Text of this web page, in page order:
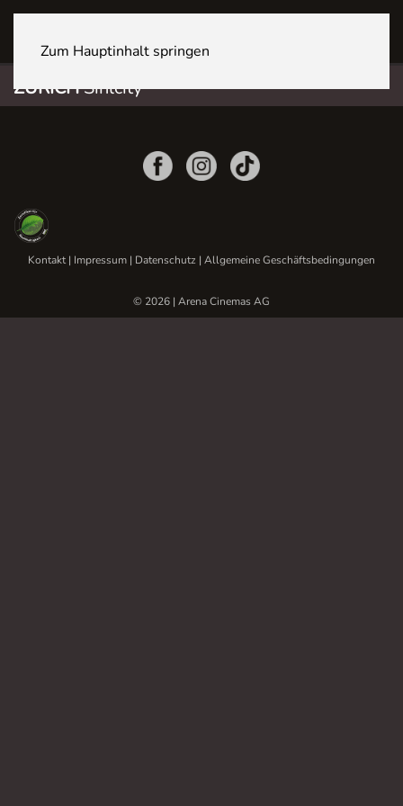
Zum Hauptinhalt springen
ZÜRICHSihlcity
Kontakt| Impressum | Datenschutz | Allgemeine Geschäftsbedingungen
© 2026 | Arena Cinemas AG